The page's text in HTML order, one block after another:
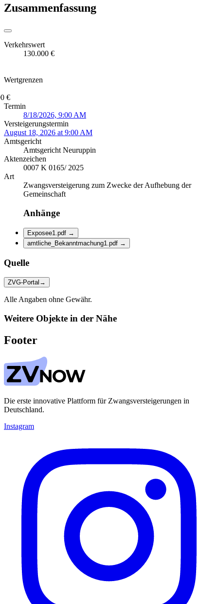
Zusammenfassung
Verkehrswert
130.000 €
Wertgrenzen
€
Termin
8/18/2026, 9:00 AM
Versteigerungstermin
August 18, 2026 at 9:00 AM
Amtsgericht
Amtsgericht Neuruppin
Aktenzeichen
0007 K 0165/ 2025
Art
Zwangsversteigerung zum Zwecke der Aufhebung der
Gemeinschaft
Anhänge
Exposee1.pdf →
amtliche_Bekanntmachung1.pdf →
Quelle
ZVG-Portal →
Alle Angaben ohne Gewähr.
Weitere Objekte in der Nähe
Footer
Die erste innovative Plattform für Zwangsversteigerungen in
Deutschland.
Instagram